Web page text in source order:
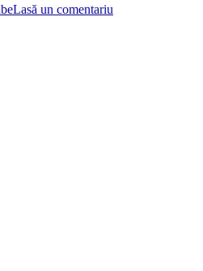
Lasă un comentariu